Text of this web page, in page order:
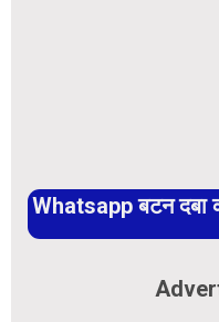
Whatsapp बटन